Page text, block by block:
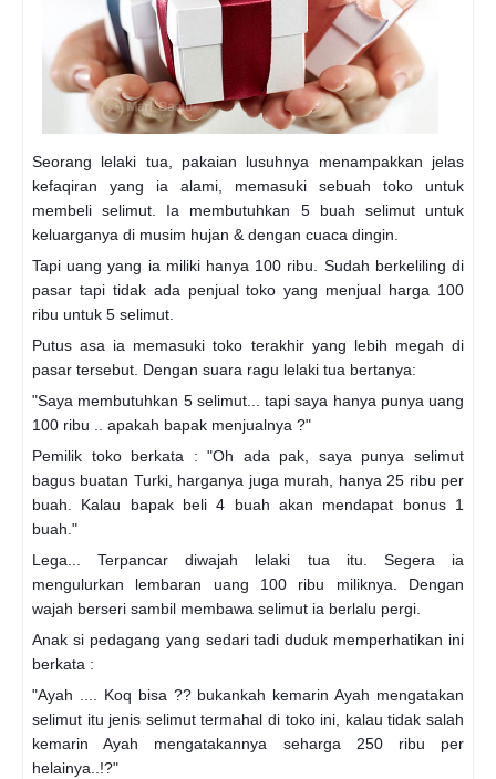
Seorang lelaki tua, pakaian lusuhnya menampakkan jelas
kefaqiran yang ia alami, memasuki sebuah toko untuk
membeli selimut. Ia membutuhkan 5 buah selimut untuk
keluarganya di musim hujan & dengan cuaca dingin.
Tapi uang yang ia miliki hanya 100 ribu. Sudah berkeliling di
pasar tapi tidak ada penjual toko yang menjual harga 100
ribu untuk 5 selimut.
Putus asa ia memasuki toko terakhir yang lebih megah di
pasar tersebut. Dengan suara ragu lelaki tua bertanya:
"Saya membutuhkan 5 selimut... tapi saya hanya punya uang
100 ribu .. apakah bapak menjualnya ?"
Pemilik toko berkata : "Oh ada pak, saya punya selimut
bagus buatan Turki, harganya juga murah, hanya 25 ribu per
buah. Kalau bapak beli 4 buah akan mendapat bonus 1
buah."
Lega... Terpancar diwajah lelaki tua itu. Segera ia
mengulurkan lembaran uang 100 ribu miliknya. Dengan
wajah berseri sambil membawa selimut ia berlalu pergi.
Anak si pedagang yang sedari tadi duduk memperhatikan ini
berkata :
"Ayah .... Koq bisa ?? bukankah kemarin Ayah mengatakan
selimut itu jenis selimut termahal di toko ini, kalau tidak salah
kemarin Ayah mengatakannya seharga 250 ribu per
helainya..!?"